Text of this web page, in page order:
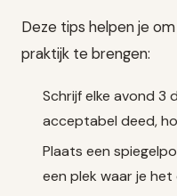
Deze tips helpen je
praktijk te brengen:
Schrijf elke avond 3
acceptabel deed,
Plaats een
een plek waar je het